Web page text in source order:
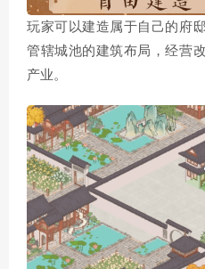
玩家可以建造属于自己的府
管辖城池的建筑布局，经营
产业。